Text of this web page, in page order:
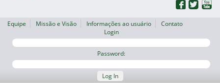
Equipe Missão e Visão Informações ao usuário
Contato
Login
Password:
Log In